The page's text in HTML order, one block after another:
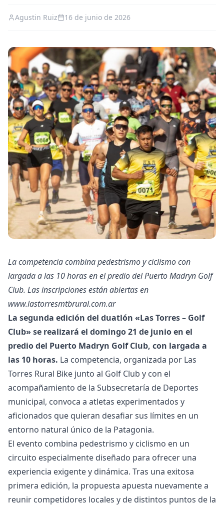
Agustin Ruiz 16 de junio de 2026
La competencia combina pedestrismo y ciclismo con
largada a las 10 horas en el predio del Puerto Madryn Golf
Club. Las inscripciones están abiertas en
www.lastorresmtbrural.com.ar
La segunda edición del duatlón «Las Torres – Golf
Club» se realizará el domingo 21 de junio en el
predio del Puerto Madryn Golf Club, con largada a
las 10 horas. La competencia, organizada por Las
Torres Rural Bike junto al Golf Club y con el
acompañamiento de la Subsecretaría de Deportes
municipal, convoca a atletas experimentados y
aficionados que quieran desafiar sus límites en un
entorno natural único de la Patagonia.
El evento combina pedestrismo y ciclismo en un
circuito especialmente diseñado para ofrecer una
experiencia exigente y dinámica. Tras una exitosa
primera edición, la propuesta apuesta nuevamente a
reunir competidores locales y de distintos puntos de la